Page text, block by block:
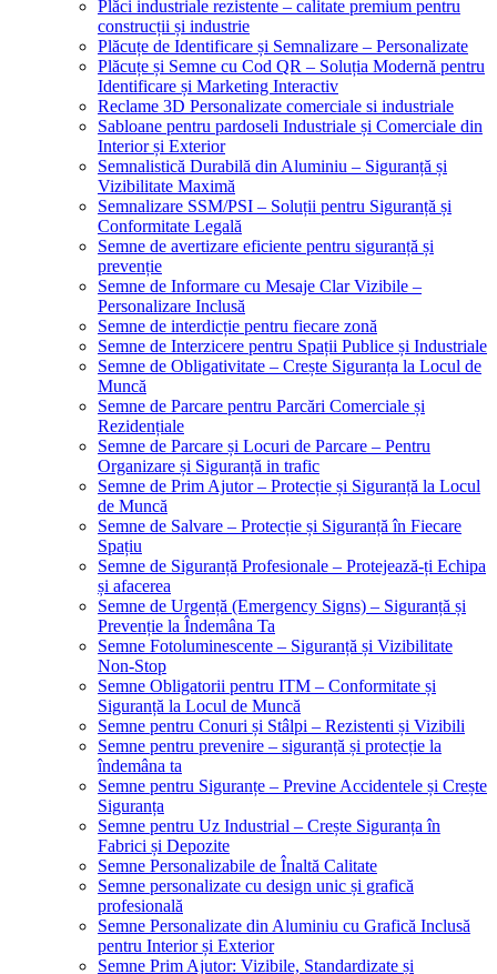
Plăci industriale rezistente – calitate premium pentru
construcții și industrie
Plăcuțe de Identificare și Semnalizare – Personalizate
Plăcuțe și Semne cu Cod QR – Soluția Modernă pentru
Identificare și Marketing Interactiv
Reclame 3D Personalizate comerciale si industriale
Sabloane pentru pardoseli Industriale și Comerciale din
Interior și Exterior
Semnalistică Durabilă din Aluminiu – Siguranță și
Vizibilitate Maximă
Semnalizare SSM/PSI – Soluții pentru Siguranță și
Conformitate Legală
Semne de avertizare eficiente pentru siguranță și
prevenție
Semne de Informare cu Mesaje Clar Vizibile –
Personalizare Inclusă
Semne de interdicție pentru fiecare zonă
Semne de Interzicere pentru Spații Publice și Industriale
Semne de Obligativitate – Crește Siguranța la Locul de
Muncă
Semne de Parcare pentru Parcări Comerciale și
Rezidențiale
Semne de Parcare și Locuri de Parcare – Pentru
Organizare și Siguranță in trafic
Semne de Prim Ajutor – Protecție și Siguranță la Locul
de Muncă
Semne de Salvare – Protecție și Siguranță în Fiecare
Spațiu
Semne de Siguranță Profesionale – Protejează-ți Echipa
și afacerea
Semne de Urgență (Emergency Signs) – Siguranță și
Prevenție la Îndemâna Ta
Semne Fotoluminescente – Siguranță și Vizibilitate
Non-Stop
Semne Obligatorii pentru ITM – Conformitate și
Siguranță la Locul de Muncă
Semne pentru Conuri și Stâlpi – Rezistenti și Vizibili
Semne pentru prevenire – siguranță și protecție la
îndemâna ta
Semne pentru Siguranțe – Previne Accidentele și Crește
Siguranța
Semne pentru Uz Industrial – Crește Siguranța în
Fabrici și Depozite
Semne Personalizabile de Înaltă Calitate
Semne personalizate cu design unic și grafică
profesională
Semne Personalizate din Aluminiu cu Grafică Inclusă
pentru Interior și Exterior
Semne Prim Ajutor: Vizibile, Standardizate și